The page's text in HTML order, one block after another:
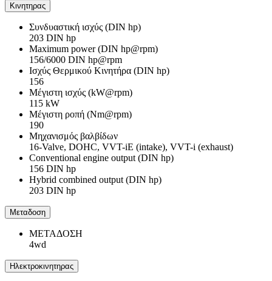
Κινητηρας
Συνδυαστική ισχύς (DIN hp)
203 DIN hp
Maximum power (DIN hp@rpm)
156/6000 DIN hp@rpm
Ισχύς Θερμικού Κινητήρα (DIN hp)
156
Μέγιστη ισχύς (kW@rpm)
115 kW
Μέγιστη ροπή (Nm@rpm)
190
Μηχανισμός βαλβίδων
16-Valve, DOHC, VVT-iE (intake), VVT-i (exhaust)
Conventional engine output (DIN hp)
156 DIN hp
Hybrid combined output (DIN hp)
203 DIN hp
Μεταδοση
ΜΕΤΑΔΟΣΗ
4wd
Ηλεκτροκινητηρας